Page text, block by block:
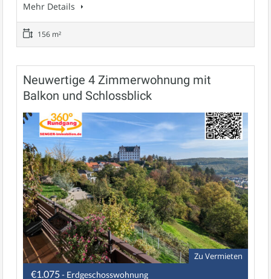
Mehr Details
156 m²
Neuwertige 4 Zimmerwohnung mit
Balkon und Schlossblick
Zu Vermieten
€1.075- Erdgeschosswohnung